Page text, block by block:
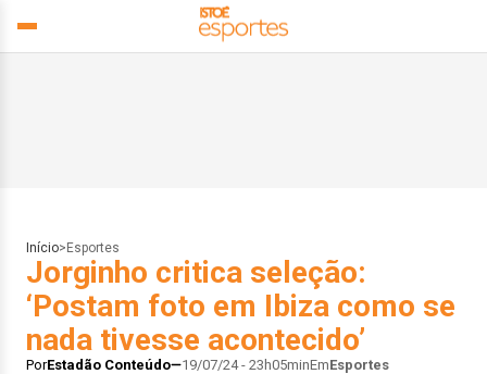
Início> Esportes
Jorginho critica seleção:
‘Postam foto em Ibiza como se
nada tivesse acontecido’
PorEstadão Conteúdo 19/07/24 - 23h05minEmEsportes